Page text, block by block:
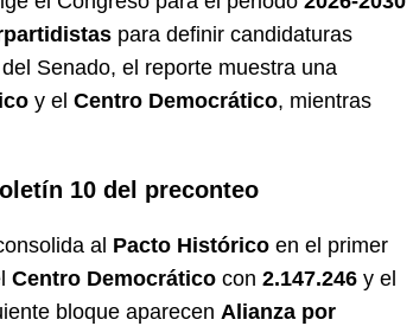
para definir candidaturas
Senado, el reporte muestra una
y el Centro Democrático, mientras
10 del preconteo
al Pacto Histórico en el primer
Centro Democrático con 2.147.246 y el
bloque aparecen Alianza por